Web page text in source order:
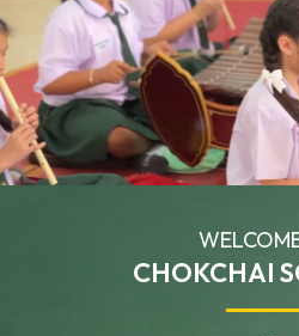
CHOKCHAI